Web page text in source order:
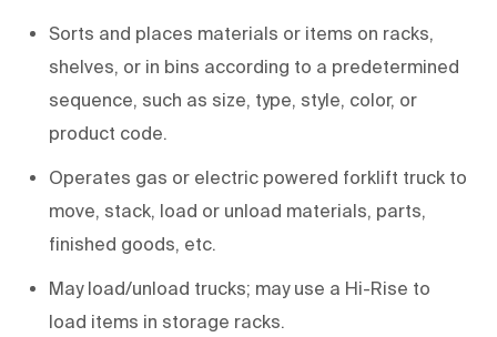
Sorts and places materials or items on racks,
shelves, or in bins according to a predetermined
sequence, such as size, type, style, color, or
product code.
Operates gas or electric powered forklift truck to
move, stack, load or unload materials, parts,
finished goods, etc.
May load/unload trucks; may use a Hi-Rise to
load items in storage racks.